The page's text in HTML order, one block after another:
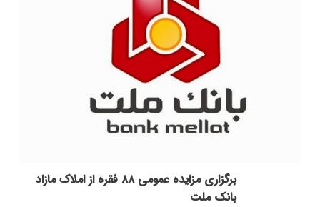
برگزاری مزایده عمومی ۸۸ فقره از املاک مازاد
بانک ملت